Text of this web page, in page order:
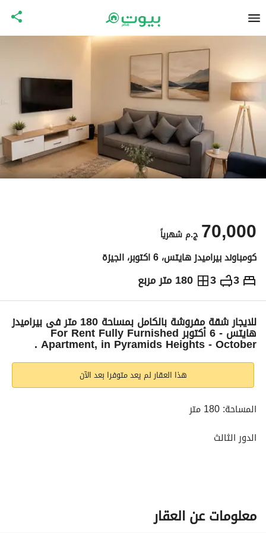
ج.م 70,000 شهرياً
كومباوند بيراميدز هايتس، 6 اكتوبر، الجيزة
3
3 180 متر مربع ج.م70,000شهرياً
الاماكن القريبة للايجار شقة مفروشة بالكامل بمساحة 180 متر فى بيراميدز
هايتس - 6 أكتوبر For Rent Fully Furnished
Apartment, in Pyramids Heights - October .
هذا العقار لم يعد متوفرا بعد الآن
المساحة: 180 متر
الدور الثالث
مطبخ
تراس
معلومات عن العقار